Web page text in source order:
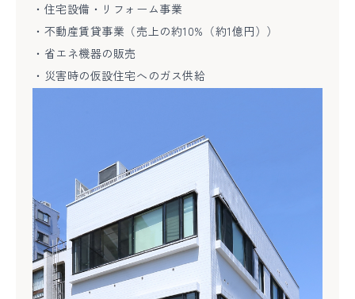
・住宅設備・リフォーム事業
・不動産賃貸事業（売上の約10%（約1億円））
・省エネ機器の販売
・災害時の仮設住宅へのガス供給